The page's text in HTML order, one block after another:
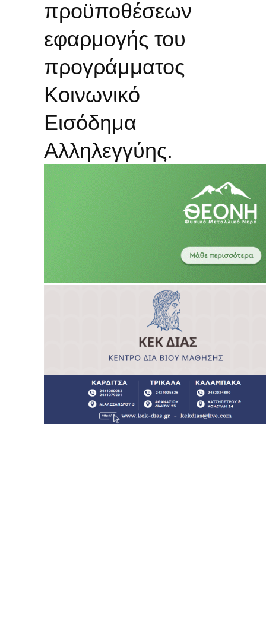
προϋποθέσεων
εφαρμογής του
προγράμματος
Κοινωνικό
Εισόδημα
Αλληλεγγύης.